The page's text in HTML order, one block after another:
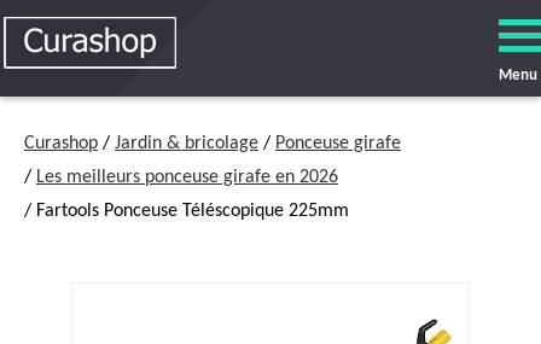
Menu
Curashop / Jardin & bricolage / Ponceuse girafe
/ Les meilleurs ponceuse girafe en 2026
/ Fartools Ponceuse Téléscopique 225mm